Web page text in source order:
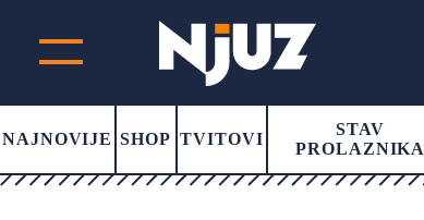
NAJNOVIJE SHOP TVITOVI
STAV
PROLAZNIKA